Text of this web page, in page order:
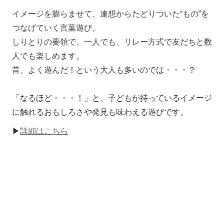
イメージを膨らませて、連想からたどりついた“もの”を
つなげていく言葉遊び。
しりとりの要領で、一人でも、リレー方式で友だちと数
人でも楽しめます。
昔、よく遊んだ！という大人も多いのでは・・・？
「なるほど・・・！」と、子どもが持っているイメージ
に触れるおもしろさや発見も味わえる遊びです。
▶詳細はこちら